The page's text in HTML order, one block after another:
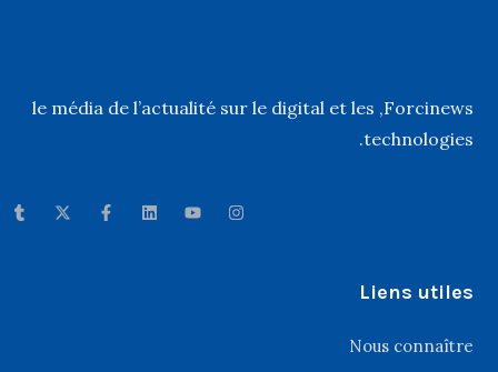
Forcinews
, le média de l’actualité sur le digital et les
technologies.
Liens utiles
Nous connaître